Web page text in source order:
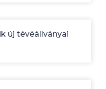
új tévéállványai